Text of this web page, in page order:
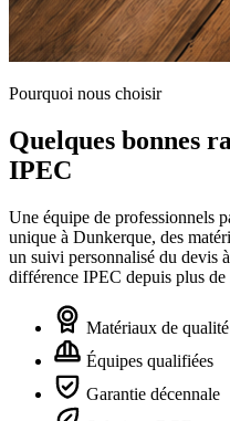
Pourquoi nous choisir
Quelques bonnes
IPEC
Une équipe de professionnels
unique à Dunkerque, des
un suivi personnalisé du devis
différence IPEC depuis plus de
Matériaux de qualité
Équipes qualifiées
Garantie décennale